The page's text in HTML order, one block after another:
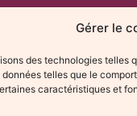
Gérer le
des technologies
telles que le
caractéristiques et